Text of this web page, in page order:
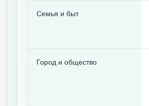
Семья и быт
Город и общество